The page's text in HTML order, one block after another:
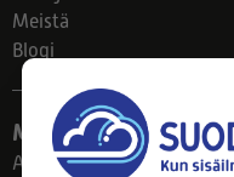
Meistä
Blogi
Myymälä
Ahlmanintie 61